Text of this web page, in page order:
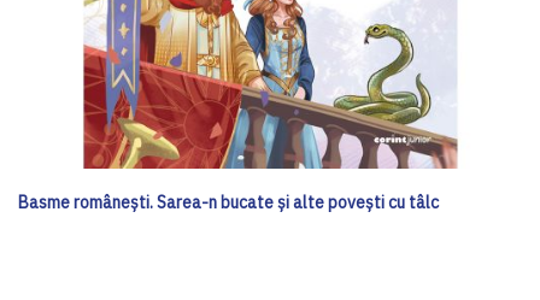
Basme românești. Sarea-n bucate și alte povești cu tâlc